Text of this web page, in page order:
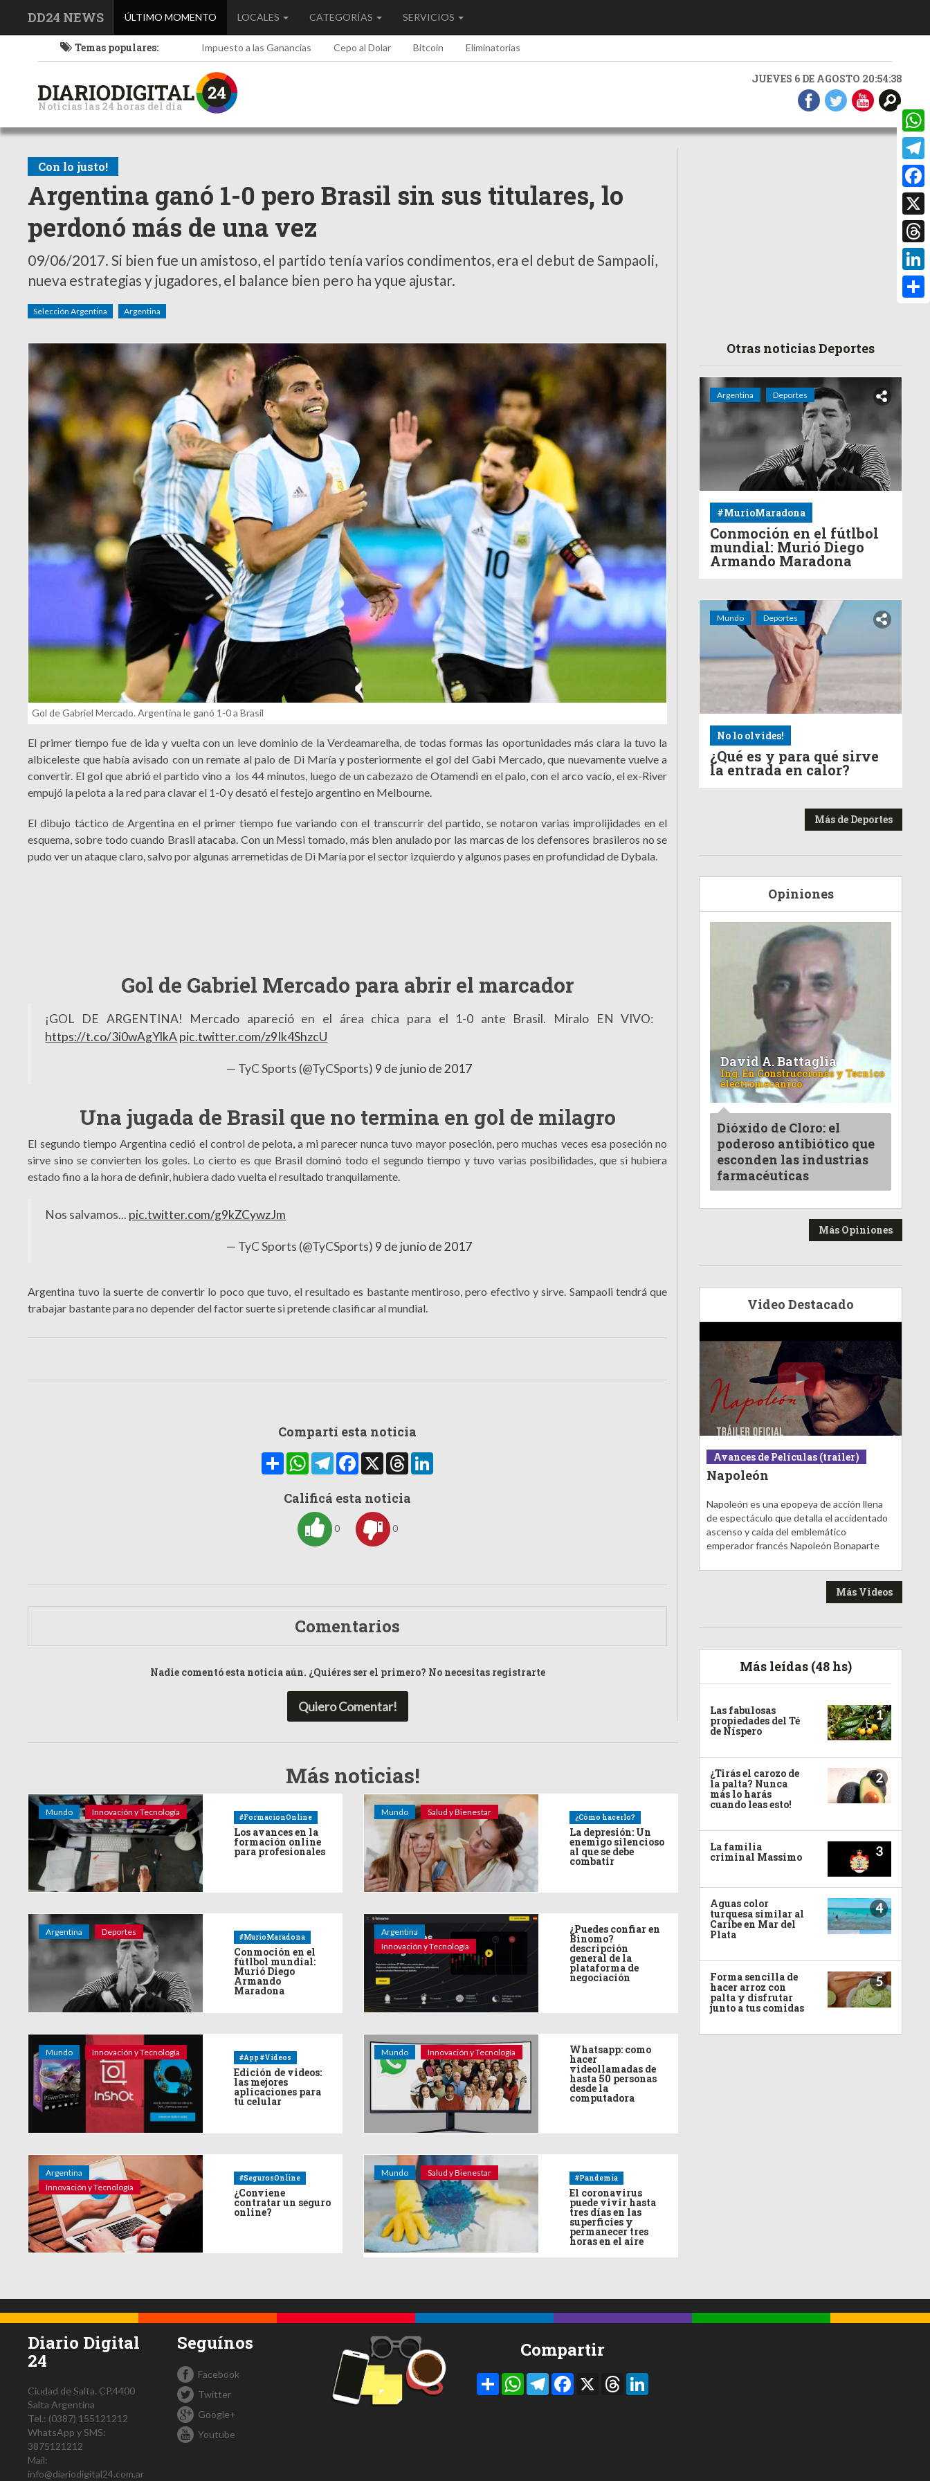
DD24 NEWS ÚLTIMO MOMENTO (current)LOCALES CATEGORÍAS SERVICIOS
Temas populares: Impuesto a las Ganancias Cepo al Dolar Bitcoin Eliminatorias
Noticias las 24 horas del día
JUEVES 6 DE AGOSTO 20:54:39
Con lo justo!
Argentina ganó 1-0 pero Brasil sin sus titulares, lo
perdonó más de una vez
09/06/2017. Si bien fue un amistoso, el partido tenía varios condimentos, era el debut de Sampaoli,
nueva estrategias y jugadores, el balance bien pero ha yque ajustar.
Selección Argentina Argentina
Gol de Gabriel Mercado. Argentina le ganó 1-0 a Brasil
El primer tiempo fue de ida y vuelta con un leve dominio de la Verdeamarelha, de todas formas las oportunidades más clara la tuvo la
albiceleste que había avisado con un remate al palo de Di María y posteriormente el gol del Gabi Mercado, que nuevamente vuelve a
convertir. El gol que abrió el partido vino a los 44 minutos, luego de un cabezazo de Otamendi en el palo, con el arco vacío, el ex-River
empujó la pelota a la red para clavar el 1-0 y desató el festejo argentino en Melbourne.
El dibujo táctico de Argentina en el primer tiempo fue variando con el transcurrir del partido, se notaron varias improlijidades en el
esquema, sobre todo cuando Brasil atacaba. Con un Messi tomado, más bien anulado por las marcas de los defensores brasileros no se
pudo ver un ataque claro, salvo por algunas arremetidas de Di María por el sector izquierdo y algunos pases en profundidad de Dybala.
Gol de Gabriel Mercado para abrir el marcador
¡GOL DE ARGENTINA! Mercado apareció en el área chica para el 1-0 ante Brasil. Miralo EN VIVO:
https://t.co/3i0wAgYlkApic.twitter.com/z9Ik4ShzcU
— TyC Sports (@TyCSports) 9 de junio de 2017
Una jugada de Brasil que no termina en gol de milagro
El segundo tiempo Argentina cedió el control de pelota, a mi parecer nunca tuvo mayor poseción, pero muchas veces esa poseción no
sirve sino se convierten los goles. Lo cierto es que Brasil dominó todo el segundo tiempo y tuvo varias posibilidades, que si hubiera
estado fino a la hora de definir, hubiera dado vuelta el resultado tranquilamente.
Nos salvamos... pic.twitter.com/g9kZCywzJm
— TyC Sports (@TyCSports) 9 de junio de 2017
Argentina tuvo la suerte de convertir lo poco que tuvo, el resultado es bastante mentiroso, pero efectivo y sirve. Sampaoli tendrá que
trabajar bastante para no depender del factor suerte si pretende clasificar al mundial.
Compartí esta noticia
CompartirWhatsAppTelegramFacebook
X Threads
Calificá esta noticia
0 0
Comentarios
Nadie comentó esta noticia aún. ¿Quiéres ser el primero? No necesitas registrarte
Quiero Comentar!
Más noticias!
Mundo Innovación y Tecnología
#FormacionOnline
Los avances en la
formación online
para profesionales
Mundo Salud y Bienestar
¿Cómo hacerlo?
La depresión: Un
enemigo silencioso
al que se debe
combatir
Argentina Deportes
#MurioMaradona
Conmoción en el
fútlbol mundial:
Murió Diego
Armando
Maradona
Argentina
Innovación y Tecnología
¿Puedes confiar en
Binomo?
descripción
general de la
plataforma de
negociación
Mundo Innovación y Tecnología
#App #Videos
Edición de videos:
las mejores
aplicaciones para
tu celular
Mundo Innovación y Tecnología Whatsapp: como
hacer
videollamadas de
hasta 50 personas
desde la
computadora
Argentina
Innovación y Tecnología
#SegurosOnline
¿Conviene
contratar un seguro
online?
Mundo Salud y Bienestar
#Pandemia
El coronavirus
puede vivir hasta
tres días en las
superficies y
permanecer tres
horas en el aire
Otras noticias Deportes
Argentina Deportes
#MurioMaradona
Conmoción en el fútlbol
mundial: Murió Diego
Armando Maradona
Mundo Deportes
No lo olvides!
¿Qué es y para qué sirve
la entrada en calor?
Más de Deportes
Opiniones
David A. Battaglia
Ing. En Construcciones y Tecnico
electromecanico
Dióxido de Cloro: el
poderoso antibiótico que
esconden las industrias
farmacéuticas
Más Opiniones
Video Destacado
Avances de Películas (trailer)
Napoleón
Napoleón es una epopeya de acción llena
de espectáculo que detalla el accidentado
ascenso y caída del emblemático
emperador francés Napoleón Bonaparte
Más Videos
Más leídas (48 hs)
Las fabulosas
propiedades del Té
de Níspero
1
¿Tirás el carozo de
la palta? Nunca
más lo harás
cuando leas esto!
2
La familia
criminal Massimo 3
Aguas color
turquesa similar al
Caribe en Mar del
Plata
4
Forma sencilla de
hacer arroz con
palta y disfrutar
junto a tus comidas
5
Diario Digital
24
Ciudad de Salta. CP.4400
Salta Argentina
Tel.: (0387) 155121212
WhatsApp y SMS:
3875121212
Mail:
info@diariodigital24.com.ar
Seguínos
Facebook
Twitter
Google+
Youtube
Compartir
CompartirWhatsAppTelegramFacebook Threads
X